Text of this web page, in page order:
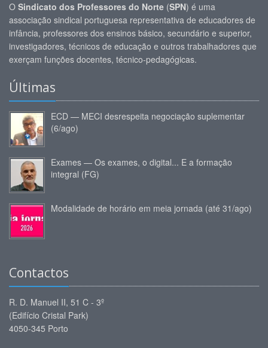
O Sindicato dos Professores do Norte (SPN) é uma
associação sindical portuguesa representativa de educadores de
infância, professores dos ensinos básico, secundário e superior,
investigadores, técnicos de educação e outros trabalhadores que
exerçam funções docentes, técnico-pedagógicas.
Últimas
ECD — MECI desrespeita negociação suplementar
(6/ago)
Exames — Os exames, o digital... E a formação
integral (FG)
Modalidade de horário em meia jornada (até 31/ago)
Contactos
R. D. Manuel II, 51 C - 3º
(Edifício Cristal Park)
4050-345 Porto